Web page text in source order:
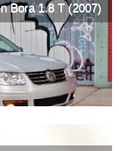
Bora 1.8 T (2007)